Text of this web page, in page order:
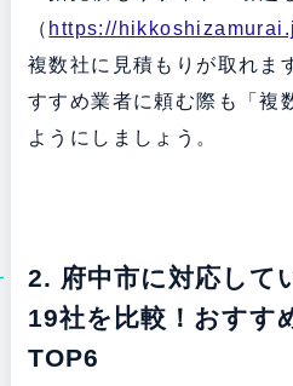
（ https://
複数社に見積もりが取れま
すすめ業者に頼む際も「複
ようにしましょう。
2. 府中市に対応して
19社を比較！おすす
TOP6